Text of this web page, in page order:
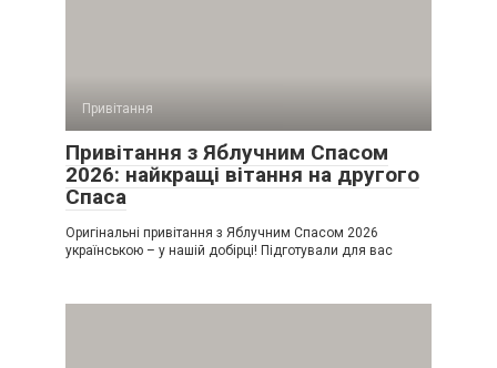
Привітання
Привітання з Яблучним Спасом
2026: найкращі вітання на другого
Спаса
Оригінальні привітання з Яблучним Спасом 2026
українською – у нашій добірці! Підготували для вас